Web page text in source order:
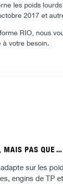
les poids lourds
2017 et
RIO, nous
à votre besoin.
MAIS PAS QUE…
sur les
engins de TP